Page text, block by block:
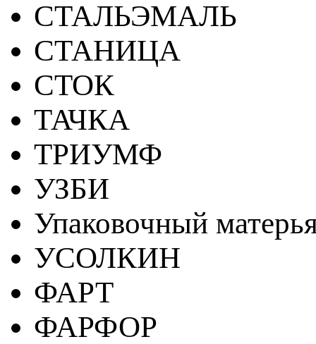
СТАЛЬЭМАЛЬ
СТАНИЦА
СТОК
ТАЧКА
ТРИУМФ
УЗБИ
Упаковочный
УСОЛКИН
ФАРТ
ФАРФОР